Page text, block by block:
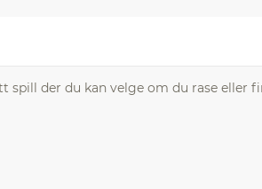
spill der du kan velge om du rase eller